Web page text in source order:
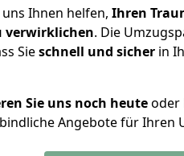
uns Ihnen helfen, Ihren
verwirklichen. Die
Sieschnell und sicher in
Sie uns noch heuteoder
Angebote für Ihren